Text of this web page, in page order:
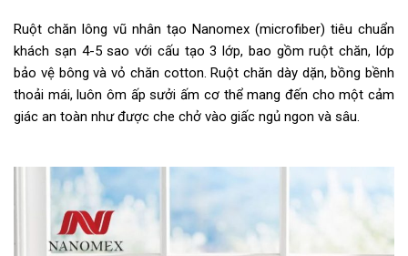
Ruột chăn lông vũ nhân tạo Nanomex (microfiber) tiêu chuẩn
khách sạn 4-5 sao với cấu tạo 3 lớp, bao gồm ruột chăn, lớp
bảo vệ bông và vỏ chăn cotton. Ruột chăn dày dặn, bồng bềnh
thoải mái, luôn ôm ấp sưởi ấm cơ thể mang đến cho một cảm
giác an toàn như được che chở vào giấc ngủ ngon và sâu.